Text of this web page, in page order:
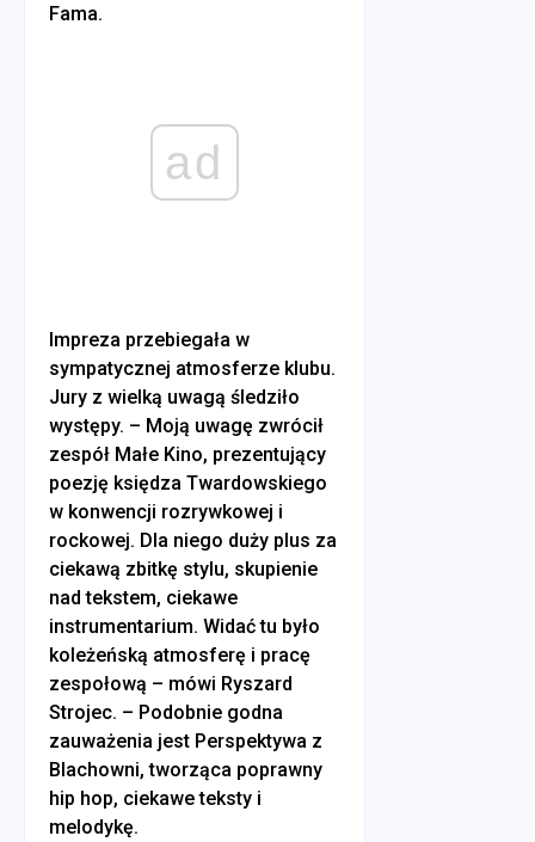
Fama.
ad
Impreza przebiegała w
sympatycznej atmosferze klubu.
Jury z wielką uwagą śledziło
występy. – Moją uwagę zwrócił
zespół Małe Kino, prezentujący
poezję księdza Twardowskiego
w konwencji rozrywkowej i
rockowej. Dla niego duży plus za
ciekawą zbitkę stylu, skupienie
nad tekstem, ciekawe
instrumentarium. Widać tu było
koleżeńską atmosferę i pracę
zespołową – mówi Ryszard
Strojec. – Podobnie godna
zauważenia jest Perspektywa z
Blachowni, tworząca poprawny
hip hop, ciekawe teksty i
melodykę.